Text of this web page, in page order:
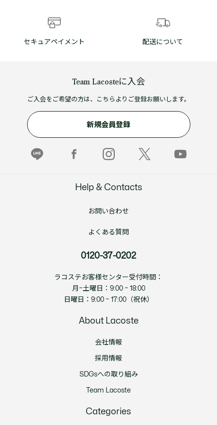
セキュアペイメント 配送について
Team Lacosteに入会
ご入会をご希望の方は、こちらよりご登録お願いします。
新規会員登録
Help & Contacts
お問い合わせ
よくある質問
0120-37-0202
ラコステお客様センター受付時間：
月~土曜日：9:00 ~ 18:00
日曜日：9:00 ~ 17:00（祝休）
About Lacoste
会社情報
採用情報
SDGsへの取り組み
Team Lacoste
Categories